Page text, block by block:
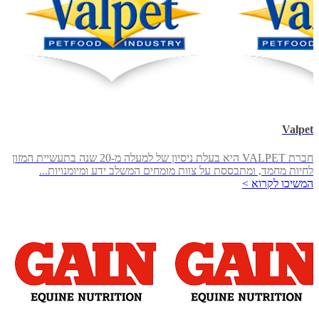
Valpet
חברת VALPET היא בעלת ניסיון של למעלה מ-20 שנה בתעשיית המזון
לחיות מחמד, ומתבססת על צוות מומחים המשלב ידע ומיומנויות...
המשיכו לקרוא >